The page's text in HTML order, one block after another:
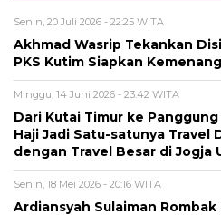
Senin, 20 Juli 2026 - 22:25 WITA
Akhmad Wasrip Tekankan
PKS Kutim Siapkan
Minggu, 14 Juni 2026 - 23:42 WITA
Dari Kutai Timur ke
Haji Jadi Satu-satunya Travel
dengan Travel Besar di Jogja
Senin, 18 Mei 2026 - 20:16 WITA
Ardiansyah Sulaiman